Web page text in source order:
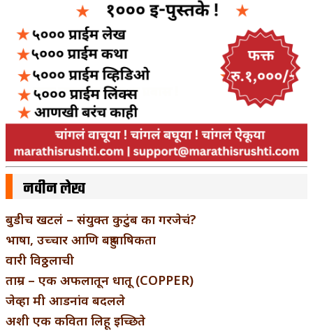
नवीन लेख
बुडीच खटलं – संयुक्त कुटुंब का गरजेचं?
भाषा, उच्चार आणि बहुभाषिकता
वारी विठ्ठलाची
ताम्र – एक अफलातून धातू (COPPER)
जेव्हा मी आडनांव बदलले
अशी एक कविता लिहू इच्छिते